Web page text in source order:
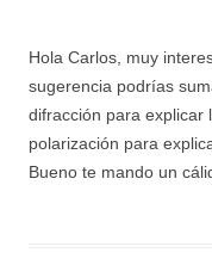
Hola Carlos, muy
sugerencia podrías
difracción para explicar
polarización para
Bueno te mando un